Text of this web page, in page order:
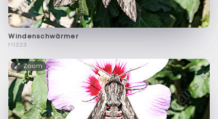
Windenschwärmer
f11323
Zoom